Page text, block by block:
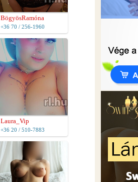
BögyösRamóna
+36 70 / 256-1960
Laura_Vip
+36 20 / 510-7883